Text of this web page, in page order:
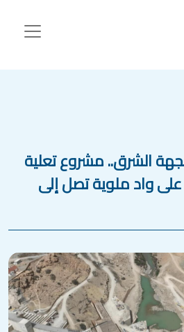
بجهة الشرق.. مشروع تعلية
واد ملوية تصل إلى